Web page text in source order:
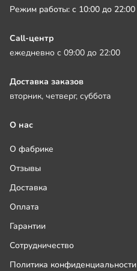
Режим работы: с 10:00 до 22:00
Call-центр
ежедневно с 09:00 до 22:00
Доставка заказов
вторник, четверг, суббота
О нас
О фабрике
Отзывы
Доставка
Оплата
Гарантии
Сотрудничество
Политика конфиденциальности